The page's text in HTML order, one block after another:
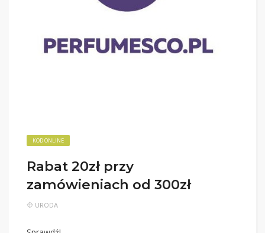
KOD ONLINE
Rabat 20zł przy
zamówieniach od 300zł
URODA